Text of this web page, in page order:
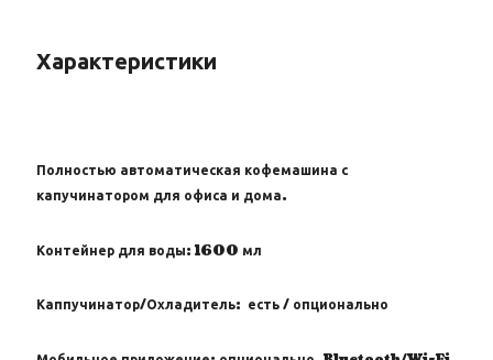
Характеристики
Полностью автоматическая кофемашина с
капучинатором для офиса и дома.
Контейнер для воды:1600 мл
Каппучинатор/Охладитель: есть / опционально